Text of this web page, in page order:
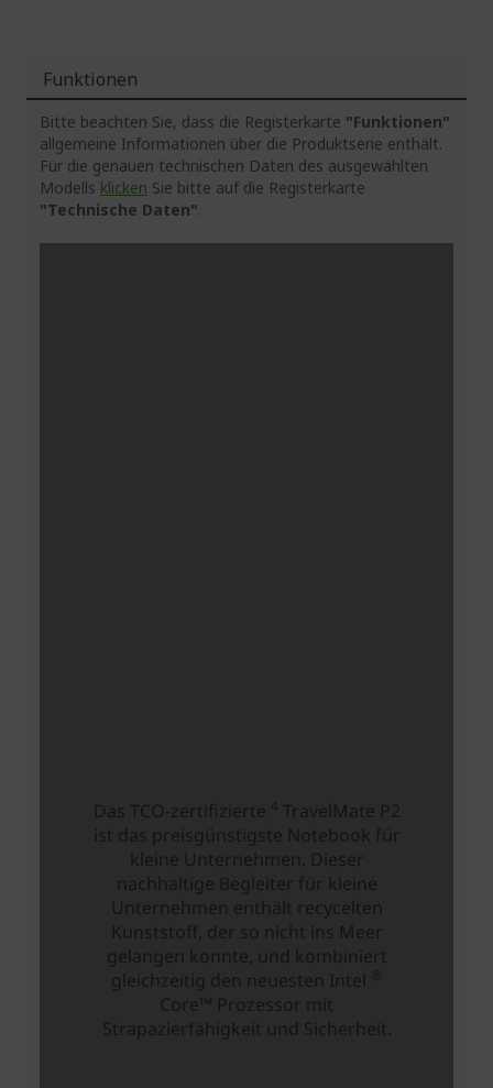
Funktionen
Bitte beachten Sie, dass die Registerkarte "Funktionen"
allgemeine Informationen über die Produktserie enthält.
Für die genauen technischen Daten des ausgewählten
Modells klicken Sie bitte auf die Registerkarte
"Technische Daten".